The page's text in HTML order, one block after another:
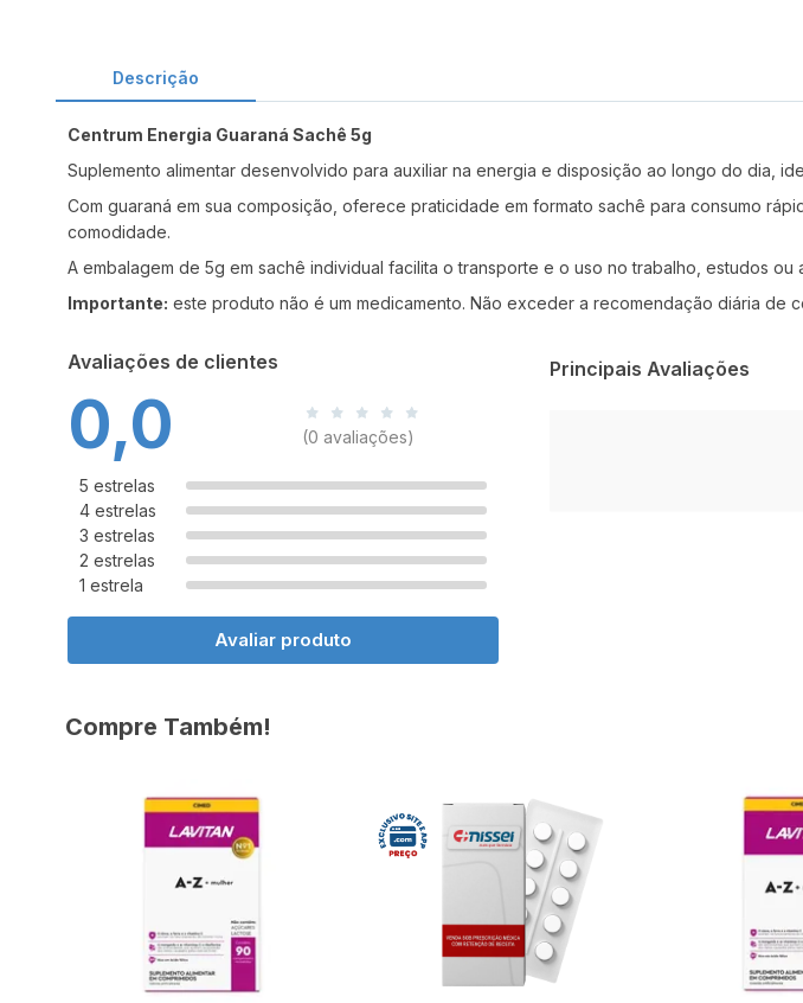
Descrição
Centrum Energia Guaraná Sachê 5g
Suplemento alimentar desenvolvido para auxiliar na energia e disposição ao longo do dia,
Com guaraná em sua composição, oferece praticidade em formato sachê para consumo
comodidade.
A embalagem de 5g em sachê individual facilita o transporte e o uso no trabalho, estudos ou
Importante: este produto não é um medicamento. Não exceder a recomendação diária de
Avaliações de clientes
0,0 (0 avaliações)
5 estrelas
4 estrelas
3 estrelas
2 estrelas
1 estrela
Avaliar produto
Principais Avaliações
Compre Também!